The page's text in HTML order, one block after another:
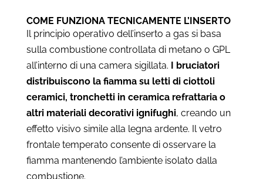
COME FUNZIONA TECNICAMENTE L’INSERTO
Il principio operativo dell’inserto a gas si basa
sulla combustione controllata di metano o GPL
all’interno di una camera sigillata. I bruciatori
distribuiscono la fiamma su letti di ciottoli
ceramici, tronchetti in ceramica refrattaria o
altri materiali decorativi ignifughi, creando un
effetto visivo simile alla legna ardente. Il vetro
frontale temperato consente di osservare la
fiamma mantenendo l’ambiente isolato dalla
combustione.